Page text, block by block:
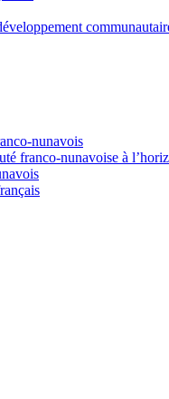
nunavois
franco-nunavoise à